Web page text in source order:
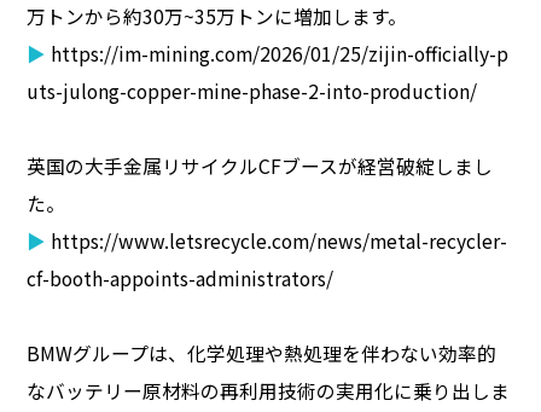
万トンから約30万~35万トンに増加します。
▶ https://im-mining.com/2026/01/25/zijin-officially-p
uts-julong-copper-mine-phase-2-into-production/
英国の大手金属リサイクルCFブースが経営破綻しまし
た。
▶ https://www.letsrecycle.com/news/metal-recycler-
cf-booth-appoints-administrators/
BMWグループは、化学処理や熱処理を伴わない効率的
なバッテリー原材料の再利用技術の実用化に乗り出しま